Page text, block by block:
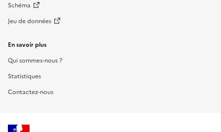
Schéma
Jeu de données
En savoir plus
Qui sommes-nous ?
Statistiques
Contactez-nous